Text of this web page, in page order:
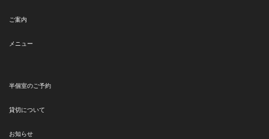
ご案内
メニュー
半個室のご予約
貸切について
お知らせ